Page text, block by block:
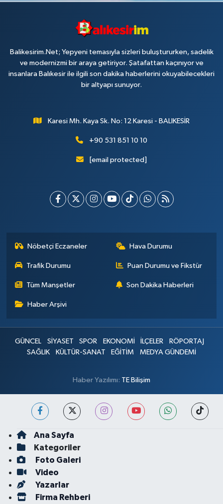
Balikesirim.Net; Yepyeni temasıyla sizleri buluştururken, sadelik
ve modernizmi bir araya getiriyor. Şatafattan kaçınıyor ve
insanlara Balıkesir ile ilgili son dakika haberlerini okuyabilecekleri
bir altyapı sunuyor.
Karesi Mh. Kaya Sk. No: 12 Karesi - BALIKESİR
+90 531 851 10 10
[email protected]
Nöbetçi Eczaneler Hava Durumu
Trafik Durumu Puan Durumu ve Fikstür
Tüm Manşetler Son Dakika Haberleri
Haber Arşivi
GÜNCEL SİYASET SPOR EKONOMİ İLÇELER
RÖPORTAJ
SAĞLIK
KÜLTÜR-SANAT EĞİTİM MEDYA GÜNDEMİ
Haber Yazılımı: TE Bilişim
Ana Sayfa
Kategoriler
Foto Galeri
Video
Yazarlar
Firma Rehberi